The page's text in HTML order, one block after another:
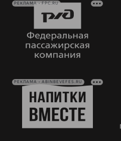
РЕКЛАМА • FPC.RU
РЕКЛАМА • ABINBEVEFES.RU